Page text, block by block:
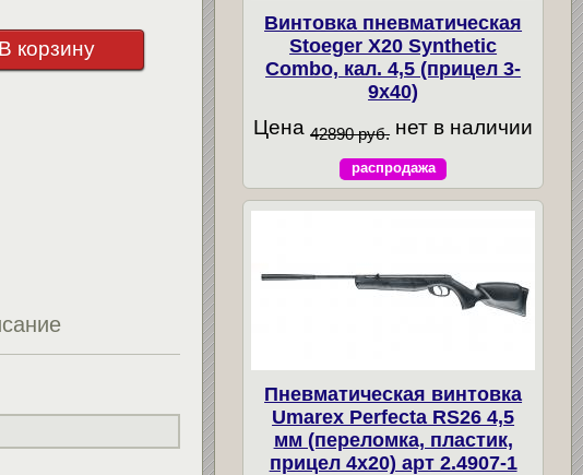
В корзину
Винтовка пневматическая
Stoeger X20 Synthetic
Combo, кал. 4,5 (прицел 3-
9х40)
Цена 42890 руб. нет в наличии
распродажа
Пневматическая винтовка
Umarex Perfecta RS26 4,5
мм (переломка, пластик,
прицел 4x20) арт 2.4907-1